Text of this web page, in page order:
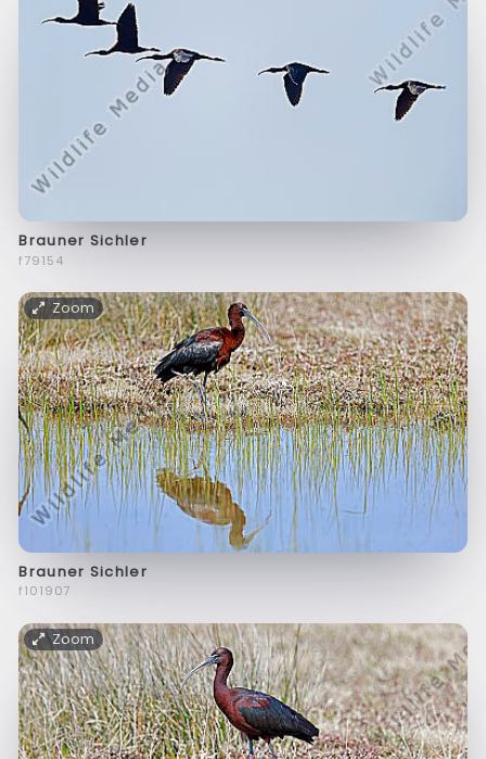
Brauner Sichler
f79154
Zoom
Brauner Sichler
f101907
Zoom